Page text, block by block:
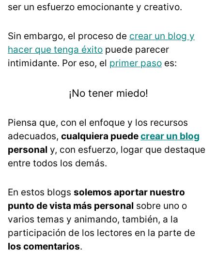
ser un esfuerzo emocionante y creativo.
Sin embargo, el proceso de crear un blog y
hacer que tenga éxito puede parecer
intimidante. Por eso, el primer paso es:
¡No tener miedo!
Piensa que, con el enfoque y los recursos
adecuados, cualquiera puedecrear un blog
personal y, con esfuerzo, logar que destaque
entre todos los demás.
En estos blogs solemos aportar nuestro
punto de vista más personal sobre uno o
varios temas y animando, también, a la
participación de los lectores en la parte de
los comentarios.